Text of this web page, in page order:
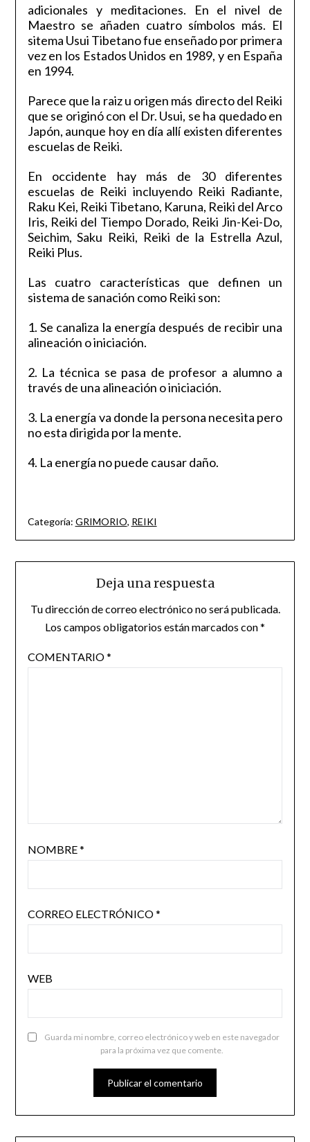
adicionales y meditaciones. En el nivel de
Maestro se añaden cuatro símbolos más. El
sitema Usui Tibetano fue enseñado por primera
vez en los Estados Unidos en 1989, y en España
en 1994.
Parece que la raiz u origen más directo del Reiki
que se originó con el Dr. Usui, se ha quedado en
Japón, aunque hoy en día allí existen diferentes
escuelas de Reiki.
En occidente hay más de 30 diferentes
escuelas de Reiki incluyendo Reiki Radiante,
Raku Kei, Reiki Tibetano, Karuna, Reiki del Arco
Iris, Reiki del Tiempo Dorado, Reiki Jin-Kei-Do,
Seichim, Saku Reiki, Reiki de la Estrella Azul,
Reiki Plus.
Las cuatro características que definen un
sistema de sanación como Reiki son:
1. Se canaliza la energía después de recibir una
alineación o iniciación.
2. La técnica se pasa de profesor a alumno a
través de una alineación o iniciación.
3. La energía va donde la persona necesita pero
no esta dirigida por la mente.
4. La energía no puede causar daño.
Categoría: GRIMORIO, REIKI
Deja una respuesta
Tu dirección de correo electrónico no será publicada.
Los campos obligatorios están marcados con*
COMENTARIO*
NOMBRE*
CORREO ELECTRÓNICO*
WEB
Guarda mi nombre, correo electrónico y web en este navegador
para la próxima vez que comente.